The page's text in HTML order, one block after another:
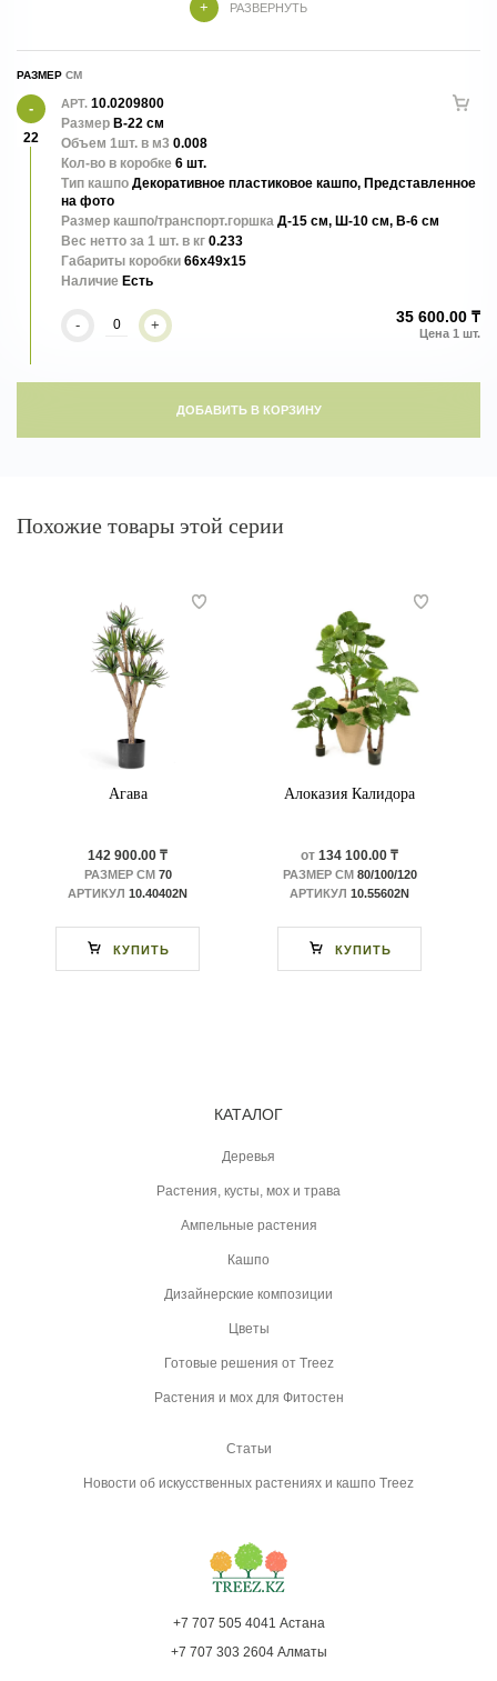
эстетику композиции, создавая атмосферу спокойствия и гармонии.
РАЗВЕРНУТЬ
РАЗМЕР
22
АРТ. 10.0209800
Размер В-22 см
Объем 1шт. в м3 0.008
Кол-во в коробке 6 шт.
Тип кашпо Декоративное пластиковое кашпо, Представленное
на фото
Размер кашпо/транспорт.горшка Д-15 см, Ш-10 см, В-6 см
Вес нетто за 1 шт. в кг 0.233
Габариты коробки 66x49x15
Наличие Есть
- + 35 600.00 ₸
ДОБАВИТЬ В КОРЗИНУ
Похожие товары этой серии
Агава
142 900.00 ₸
РАЗМЕР СМ70
АРТИКУЛ 10.40402N
КУПИТЬ
Алоказия Калидора
от 134 100.00 ₸
РАЗМЕР СМ80/100/120
АРТИКУЛ 10.55602N
КУПИТЬ
КАТАЛОГ
Деревья
Растения, кусты, мох и трава
Ампельные растения
Кашпо
Дизайнерские композиции
Цветы
Готовые решения от Treez
Растения и мох для Фитостен
Статьи
Новости об искусственных растениях и кашпо Treez
+7 707 505 4041 Астана
+7 707 303 2604 Алматы